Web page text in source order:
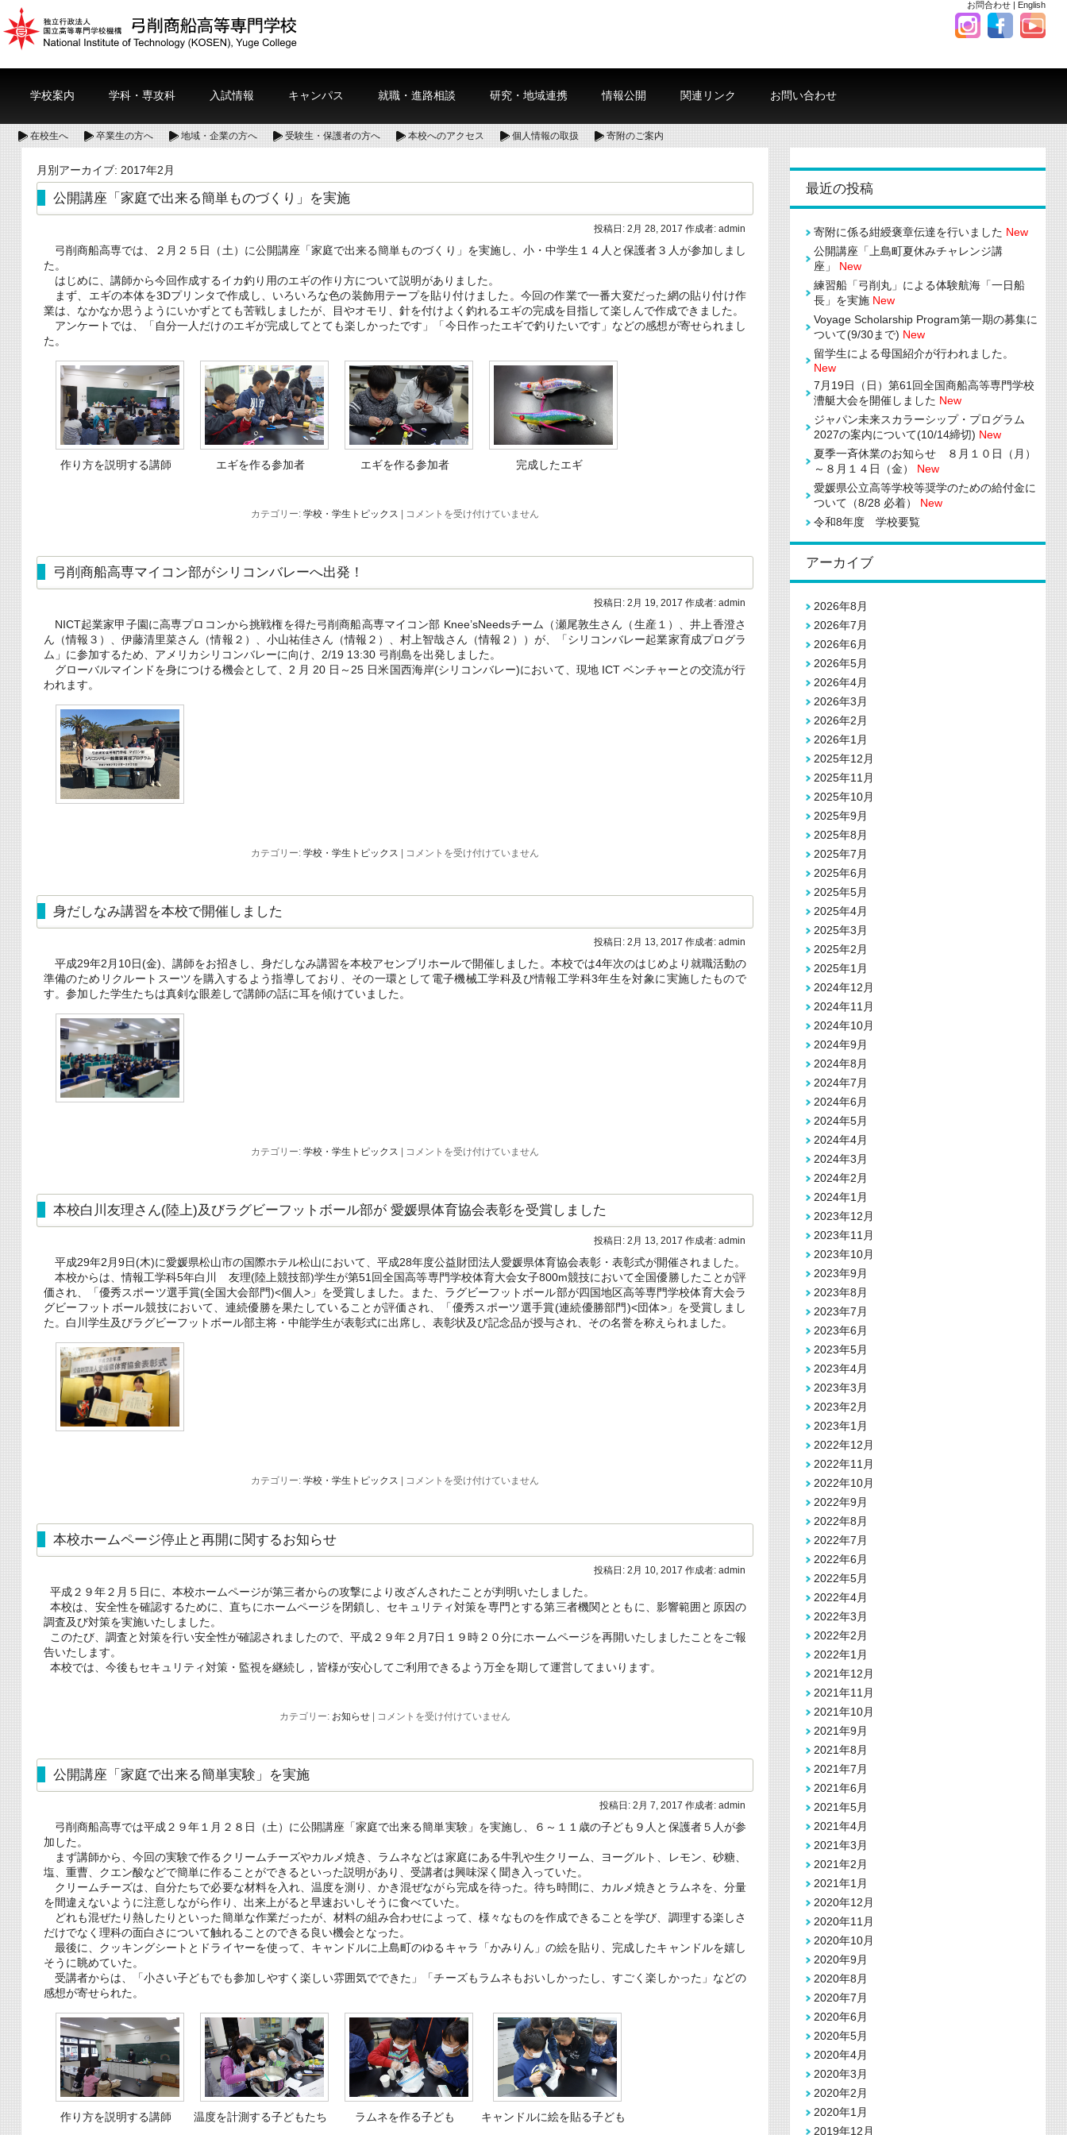
お問合わせ | English
学校案内 学科・専攻科 入試情報 キャンパス 就職・進路相談 研究・地域連携 情報公開 関連リンク お問い合わせ
在校生へ 卒業生の方へ 地域・企業の方へ 受験生・保護者の方へ 本校へのアクセス 個人情報の取扱 寄附のご案内
月別アーカイブ: 2017年2月
公開講座「家庭で出来る簡単ものづくり」を実施
投稿日: 2月 28, 2017 作成者: admin
弓削商船高専では、２月２５日（土）に公開講座「家庭で出来る簡単ものづくり」を実施し、小・中学生１４人と保護者３人が参加しまし
た。
はじめに、講師から今回作成するイカ釣り用のエギの作り方について説明がありました。
まず、エギの本体を3Dプリンタで作成し、いろいろな色の装飾用テープを貼り付けました。今回の作業で一番大変だった網の貼り付け作
業は、なかなか思うようにいかずとても苦戦しましたが、目やオモリ、針を付けよく釣れるエギの完成を目指して楽しんで作成できました。
アンケートでは、「自分一人だけのエギが完成してとても楽しかったです」「今日作ったエギで釣りたいです」などの感想が寄せられまし
た。
作り方を説明する講師 エギを作る参加者 エギを作る参加者 完成したエギ
カテゴリー: 学校・学生トピックス
公
る
簡
単
も
の
コメントを受け付けていません
弓削商船高専マイコン部がシリコンバレーへ出発！
投稿日: 2月 19, 2017 作成者: admin
NICT起業家甲子園に高専プロコンから挑戦権を得た弓削商船高専マイコン部 Knee’sNeedsチーム（瀬尾敦生さん（生産１）、井上香澄さ
ん（情報３）、伊藤清里菜さん（情報２）、小山祐佳さん（情報２）、村上智哉さん（情報２））が、「シリコンバレー起業家育成プログラ
ム」に参加するため、アメリカシリコンバレーに向け、2/19 13:30 弓削島を出発しました。
グローバルマインドを身につける機会として、2 月 20 日～25 日米国西海岸(シリコンバレー)において、現地 ICT ベンチャーとの交流が行
われます。
カテゴリー: 学校・学生トピックス
弓
ン
部
が
コメントを受け付けていません
身だしなみ講習を本校で開催しました
投稿日: 2月 13, 2017 作成者: admin
平成29年2月10日(金)、講師をお招きし、身だしなみ講習を本校アセンブリホールで開催しました。本校では4年次のはじめより就職活動の
準備のためリクルートスーツを購入するよう指導しており、その一環として電子機械工学科及び情報工学科3年生を対象に実施したもので
す。参加した学生たちは真剣な眼差しで講師の話に耳を傾けていました。
カテゴリー: 学校・学生トピックス
身
講
校
で
開
催
し
ま
し
コメントを受け付けていません
本校白川友理さん(陸上)及びラグビーフットボール部が 愛媛県体育協会表彰を受賞しました
投稿日: 2月 13, 2017 作成者: admin
平成29年2月9日(木)に愛媛県松山市の国際ホテル松山において、平成28年度公益財団法人愛媛県体育協会表彰・表彰式が開催されました。
本校からは、情報工学科5年白川 友理(陸上競技部)学生が第51回全国高等専門学校体育大会女子800m競技において全国優勝したことが評
価され、「優秀スポーツ選手賞(全国大会部門)<個人>」を受賞しました。また、ラグビーフットボール部が四国地区高等専門学校体育大会ラ
グビーフットボール競技において、連続優勝を果たしていることが評価され、「優秀スポーツ選手賞(連続優勝部門)<団体>」を受賞しまし
た。白川学生及びラグビーフットボール部主将・中能学生が表彰式に出席し、表彰状及び記念品が授与され、その名誉を称えられました。
カテゴリー: 学校・学生トピックス
本
上)
及
び
グ
フ
ー
県
協
彰
を
受
賞
し
ま
た
コメントを受け付けていません
本校ホームページ停止と再開に関するお知らせ
投稿日: 2月 10, 2017 作成者: admin
平成２９年２月５日に、本校ホームページが第三者からの攻撃により改ざんされたことが判明いたしました。
本校は、安全性を確認するために、直ちにホームページを閉鎖し、セキュリティ対策を専門とする第三者機関とともに、影響範囲と原因の
調査及び対策を実施いたしました。
このたび、調査と対策を行い安全性が確認されましたので、平成２９年２月7日１９時２０分にホームページを再開いたしましたことをご報
告いたします。
本校では、今後もセキュリティ対策・監視を継続し，皆様が安心してご利用できるよう万全を期して運営してまいります。
カテゴリー: お知らせ
本
止
と
開
に
関
す
る
お
知
ら
せ
コメントを受け付けていません
公開講座「家庭で出来る簡単実験」を実施
投稿日: 2月 7, 2017 作成者: admin
弓削商船高専では平成２９年１月２８日（土）に公開講座「家庭で出来る簡単実験」を実施し、６～１１歳の子ども９人と保護者５人が参
加した。
まず講師から、今回の実験で作るクリームチーズやカルメ焼き、ラムネなどは家庭にある牛乳や生クリーム、ヨーグルト、レモン、砂糖、
塩、重曹、クエン酸などで簡単に作ることができるといった説明があり、受講者は興味深く聞き入っていた。
クリームチーズは、自分たちで必要な材料を入れ、温度を測り、かき混ぜながら完成を待った。待ち時間に、カルメ焼きとラムネを、分量
を間違えないように注意しながら作り、出来上がると早速おいしそうに食べていた。
どれも混ぜたり熱したりといった簡単な作業だったが、材料の組み合わせによって、様々なものを作成できることを学び、調理する楽しさ
だけでなく理科の面白さについて触れることのできる良い機会となった。
最後に、クッキングシートとドライヤーを使って、キャンドルに上島町のゆるキャラ「かみりん」の絵を貼り、完成したキャンドルを嬉し
そうに眺めていた。
受講者からは、「小さい子どもでも参加しやすく楽しい雰囲気でできた」「チーズもラムネもおいしかったし、すごく楽しかった」などの
感想が寄せられた。
作り方を説明する講師 温度を計測する子どもたち ラムネを作る子ども キャンドルに絵を貼る子ども
最近の投稿
寄附に係る紺綬褒章伝達を行いました New
公開講座「上島町夏休みチャレンジ講
座」
New
練習船「弓削丸」による体験航海「一日船
長」を実施 New
Voyage Scholarship Program第一期の募集に
ついて(9/30まで) New
留学生による母国紹介が行われました。
New
7月19日（日）第61回全国商船高等専門学校
漕艇大会を開催しました New
ジャパン未来スカラーシップ・プログラム
2027の案内について(10/14締切) New
夏季一斉休業のお知らせ ８月１０日（月）
～８月１４日（金） New
愛媛県公立高等学校等奨学のための給付金に
ついて（8/28 必着） New
令和8年度 学校要覧
アーカイブ
2026年8月
2026年7月
2026年6月
2026年5月
2026年4月
2026年3月
2026年2月
2026年1月
2025年12月
2025年11月
2025年10月
2025年9月
2025年8月
2025年7月
2025年6月
2025年5月
2025年4月
2025年3月
2025年2月
2025年1月
2024年12月
2024年11月
2024年10月
2024年9月
2024年8月
2024年7月
2024年6月
2024年5月
2024年4月
2024年3月
2024年2月
2024年1月
2023年12月
2023年11月
2023年10月
2023年9月
2023年8月
2023年7月
2023年6月
2023年5月
2023年4月
2023年3月
2023年2月
2023年1月
2022年12月
2022年11月
2022年10月
2022年9月
2022年8月
2022年7月
2022年6月
2022年5月
2022年4月
2022年3月
2022年2月
2022年1月
2021年12月
2021年11月
2021年10月
2021年9月
2021年8月
2021年7月
2021年6月
2021年5月
2021年4月
2021年3月
2021年2月
2021年1月
2020年12月
2020年11月
2020年10月
2020年9月
2020年8月
2020年7月
2020年6月
2020年5月
2020年4月
2020年3月
2020年2月
2020年1月
2019年12月